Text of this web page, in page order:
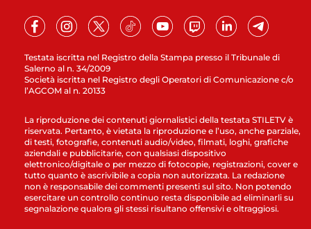
Testata iscritta nel Registro della Stampa presso il Tribunale di
Salerno al n. 34/2009
Società iscritta nel Registro degli Operatori di Comunicazione c/o
l’AGCOM al n. 20133
La riproduzione dei contenuti giornalistici della testata STILETV è
riservata. Pertanto, è vietata la riproduzione e l’uso, anche parziale,
di testi, fotografie, contenuti audio/video, filmati, loghi, grafiche
aziendali e pubblicitarie, con qualsiasi dispositivo
elettronico/digitale o per mezzo di fotocopie, registrazioni, cover e
tutto quanto è ascrivibile a copia non autorizzata. La redazione
non è responsabile dei commenti presenti sul sito. Non potendo
esercitare un controllo continuo resta disponibile ad eliminarli su
segnalazione qualora gli stessi risultano offensivi e oltraggiosi.